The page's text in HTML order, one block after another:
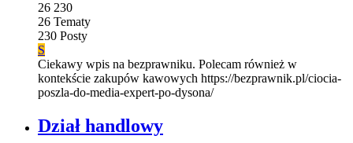
26 230
26 Tematy
230 Posty
S
Ciekawy wpis na bezprawniku. Polecam również w
kontekście zakupów kawowych https://bezprawnik.pl/ciocia-
poszla-do-media-expert-po-dysona/
Dział handlowy